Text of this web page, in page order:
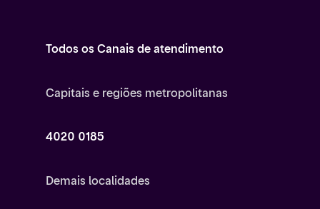
Todos os Canais de atendimento
Capitais e regiões metropolitanas
4020 0185
Demais localidades